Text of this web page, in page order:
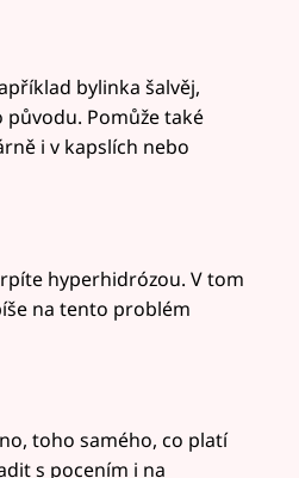
bylinka šalvěj,
Pomůže také
i v kapslích nebo
hyperhidrózou. V tom
na tento problém
toho samého, co platí
s pocením i na